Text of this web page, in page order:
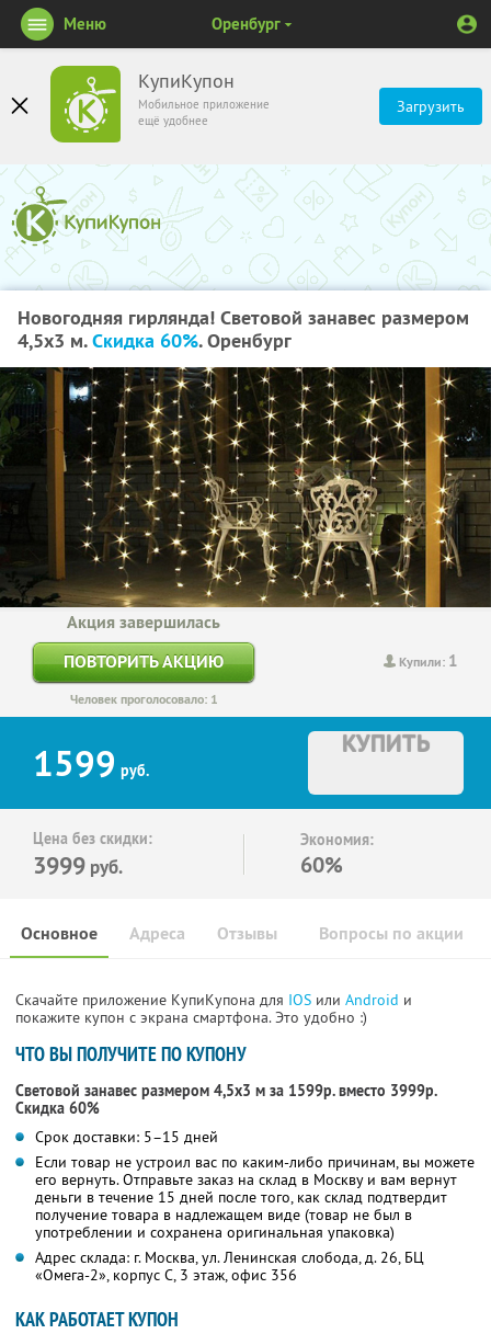
КупиКупон
Мобильное приложение
ещё удобнее
Загрузить
Меню Оренбург
Новогодняя гирлянда! Световой занавес размером
4,5х3 м.Скидка 60%. Оренбург
Купили: 1
Акция завершилась
ПОВТОРИТЬ АКЦИЮ
Человек проголосовало: 1
1599 руб.
КУПИТЬ
Цена без скидки:
3999 руб.
Экономия:
60%
Основное Отзывы Вопросы по акции
Адреса
Скачайте приложение КупиКупона для IOS или Android и
покажите купон с экрана смартфона. Это удобно :)
ЧТО ВЫ ПОЛУЧИТЕ ПО КУПОНУ
Световой занавес размером 4,5х3 м за 1599р. вместо 3999р.
Скидка 60%
Срок доставки: 5–15 дней
Если товар не устроил вас по каким-либо причинам, вы можете
его вернуть. Отправьте заказ на склад в Москву и вам вернут
деньги в течение 15 дней после того, как склад подтвердит
получение товара в надлежащем виде (товар не был в
употреблении и сохранена оригинальная упаковка)
Адрес склада: г. Москва, ул. Ленинская слобода, д. 26, БЦ
«Омега-2», корпус С, 3 этаж, офис 356
КАК РАБОТАЕТ КУПОН